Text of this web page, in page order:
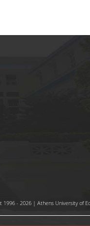
1996 - 2026 | Athens University of